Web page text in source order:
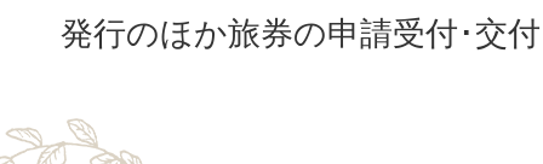
発行のほか旅券の申請受付･交